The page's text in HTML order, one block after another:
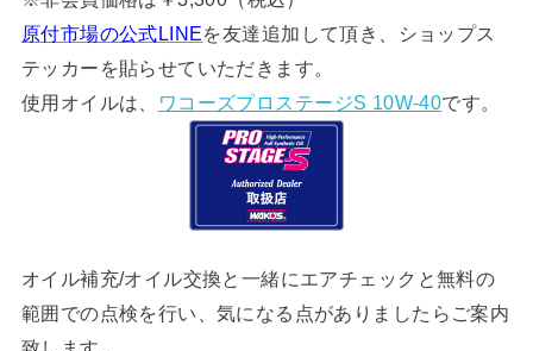
原付市場の公式LINEを友達追加して頂き、ショップス
テッカーを貼らせていただきます。
使用オイルは、
ワコーズプロステージS 10W-40です。
オイル補充/オイル交換と一緒にエアチェックと無料の
範囲での点検を行い、気になる点がありましたらご案内